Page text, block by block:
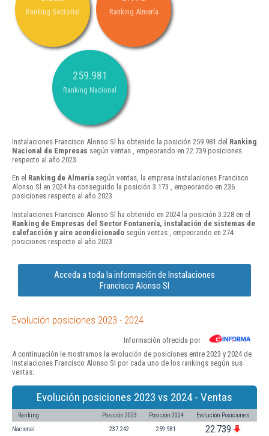
Ranking Sectorial Ranking Almería
259.981
Ranking Nacional
Instalaciones Francisco Alonso Sl ha obtenido la posición 259.981 del Ranking
Nacional de Empresas según ventas , empeorando en 22.739 posiciones
respecto al año 2023.
En el Ranking de Almería según ventas, la empresa Instalaciones Francisco
Alonso Sl en 2024 ha conseguido la posición 3.173 , empeorando en 236
posiciones respecto al año 2023.
Instalaciones Francisco Alonso Sl ha obtenido en 2024 la posición 3.228 en el
Ranking de Empresas del Sector Fontanería, instalación de sistemas de
calefacción y aire acondicionado según ventas , empeorando en 274
posiciones respecto al año 2023.
Acceda a toda la información de Instalaciones
Francisco Alonso Sl
Evolución posiciones 2023 - 2024
Información ofrecida por
A continuación le mostramos la evolución de posiciones entre 2023 y 2024 de
Instalaciones Francisco Alonso Sl por cada uno de los rankings según sus
ventas:
Evolución posiciones 2023 vs 2024 - Ventas
Ranking Posición 2023 Posición 2024 Evolución Posiciones
Nacional 237.242 259.981 22.739